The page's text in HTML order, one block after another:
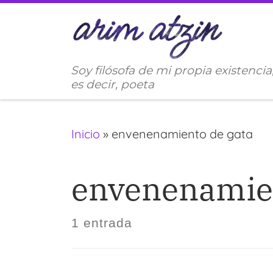
Saltar al contenido
Soy filósofa de mi propia existencia,
es decir, poeta
Inicio » envenenamiento de gata
1 entrada